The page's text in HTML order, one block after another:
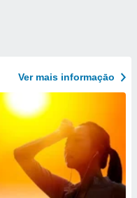
Ver mais informaçāo